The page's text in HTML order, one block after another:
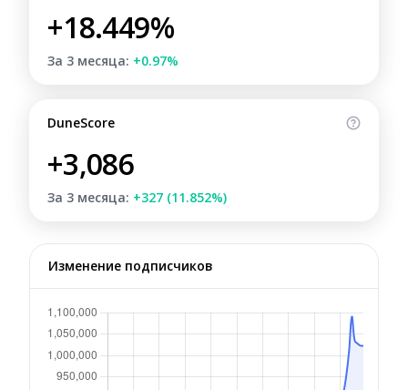
+18.449%
За 3 месяца: +0.97%
DuneScore
+3,086
За 3 месяца: +327 (11.852%)
Изменение подписчиков